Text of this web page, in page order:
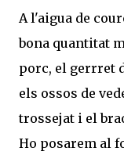
A l'aigua de
bona quantitat
porc, el gerrret
els ossos de
trossejat i el
Ho posarem al